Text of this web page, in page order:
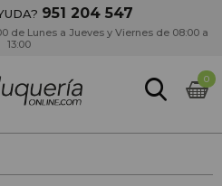
951 204 547
de Lunes a Jueves y Viernes de 08:00 a
13:00
0